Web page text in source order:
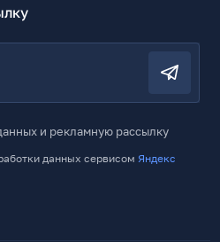
и рекламную рассылку
данных сервисом Яндекс